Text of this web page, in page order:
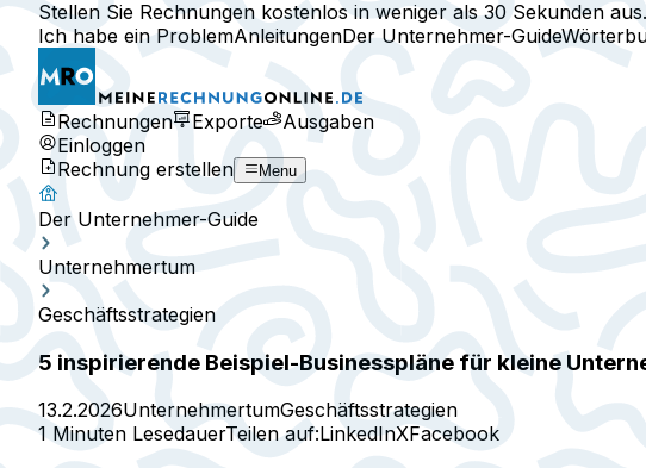
Stellen Sie Rechnungen kostenlos in weniger als 30 Sekunden aus.
Ich habe ein ProblemAnleitungenDer Unternehmer-Guide
Rechnungen Exporte
Ausgaben
Einloggen
Rechnung erstellen
Menu
Der Unternehmer-Guide
Unternehmertum
Geschäftsstrategien
5 inspirierende Beispiel-Businesspläne für kleine
13.2.2026UnternehmertumGeschäftsstrategien
1 Minuten LesedauerTeilen auf:LinkedInXFacebook